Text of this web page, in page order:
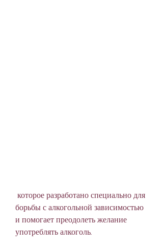
борьбы с алкогольной зависимостью
и помогает преодолеть желание
употреблять алкоголь.